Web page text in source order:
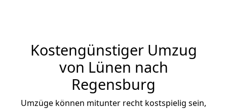
Kostengünstiger Umzug
von Lünen nach
Regensburg
Umzüge können mitunter recht kostspielig sein,